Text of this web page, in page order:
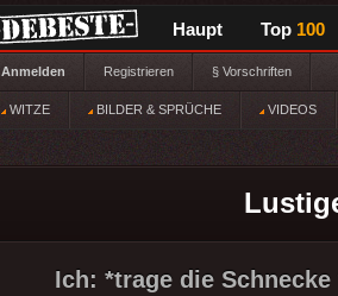
Haupt Top 100
Anmelden Registrieren § Vorschriften
WITZE BILDER & SPRÜCHE VIDEOS
Ich: *trage die